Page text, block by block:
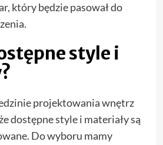
który będzie pasował do
style i
projektowania wnętrz
dostępne style i materiały są
Do wyboru mamy